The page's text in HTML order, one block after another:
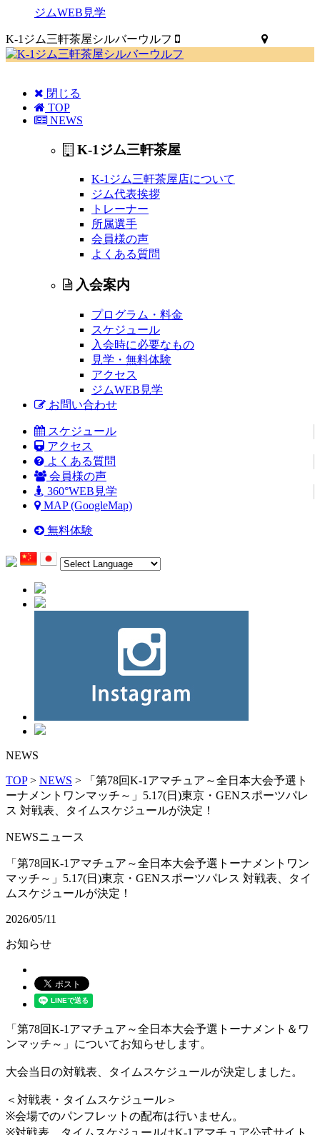
ジムWEB見学
K-1ジム三軒茶屋シルバーウルフ
閉じる
TOP
NEWS
K-1ジム三軒茶屋
K-1ジム三軒茶屋店について
ジム代表挨拶
トレーナー
所属選手
会員様の声
よくある質問
入会案内
プログラム・料金
スケジュール
入会時に必要なもの
見学・無料体験
アクセス
ジムWEB見学
お問い合わせ
スケジュール
アクセス
よくある質問
会員様の声
360°WEB見学
MAP (GoogleMap)
無料体験
NEWS
TOP> NEWS > 「第78回K-1アマチュア～全日本大会予選ト
ーナメントワンマッチ～」5.17(日)東京・GENスポーツパレ
ス 対戦表、タイムスケジュールが決定！
NEWSニュース
「第78回K-1アマチュア～全日本大会予選トーナメントワン
マッチ～」5.17(日)東京・GENスポーツパレス 対戦表、タイ
ムスケジュールが決定！
2026/05/11
お知らせ
「第78回K-1アマチュア～全日本大会予選トーナメント＆ワ
ンマッチ～」についてお知らせします。
大会当日の対戦表、タイムスケジュールが決定しました。
＜対戦表・タイムスケジュール＞
※会場でのパンフレットの配布は行いません。
※対戦表、タイムスケジュールはK-1アマチュア公式サイト